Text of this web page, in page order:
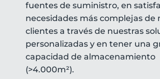
fuentes de suministro, en
necesidades más complejas de
clientes a través de nuestras
personalizadas y en tener una
capacidad de almacenamiento
(>4.000m²).